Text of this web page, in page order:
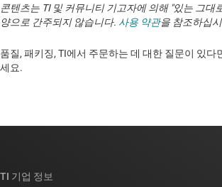
콘텐츠는 TI 및 커뮤니티 기고자에 의해 "있는 그대
양으로 간주되지 않습니다. 사용 약관을 참조하십
품질, 패키징, TI에서 주문하는 데 대한 질문이 있다
세요. ​​​​​​​​​​​​​​
TI 기업 정보